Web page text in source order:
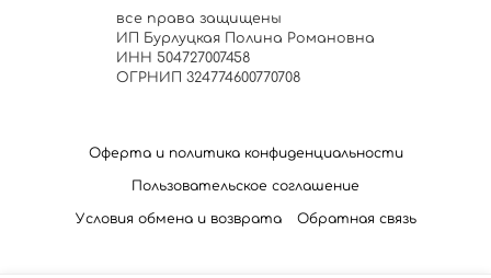
все права защищены
ИП Бурлуцкая Полина Романовна
ИНН 504727007458
ОГРНИП 324774600770708
Оферта и политика конфиденциальности
Пользовательское соглашение
Условия обмена и возврата Обратная связь